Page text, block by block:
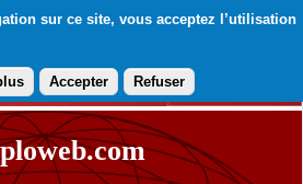
sur ce site, vous acceptez l’utilisation
Accepter Refuser